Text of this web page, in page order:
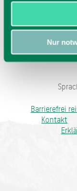
Nur
Barrierefrei
Kontakt